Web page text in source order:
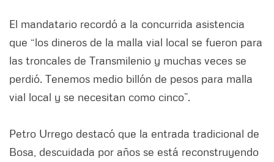
El mandatario recordó a la concurrida asistencia
que “los dineros de la malla vial local se fueron para
las troncales de Transmilenio y muchas veces se
perdió. Tenemos medio billón de pesos para malla
vial local y se necesitan como cinco”.
Petro Urrego destacó que la entrada tradicional de
Bosa, descuidada por años se está reconstruyendo